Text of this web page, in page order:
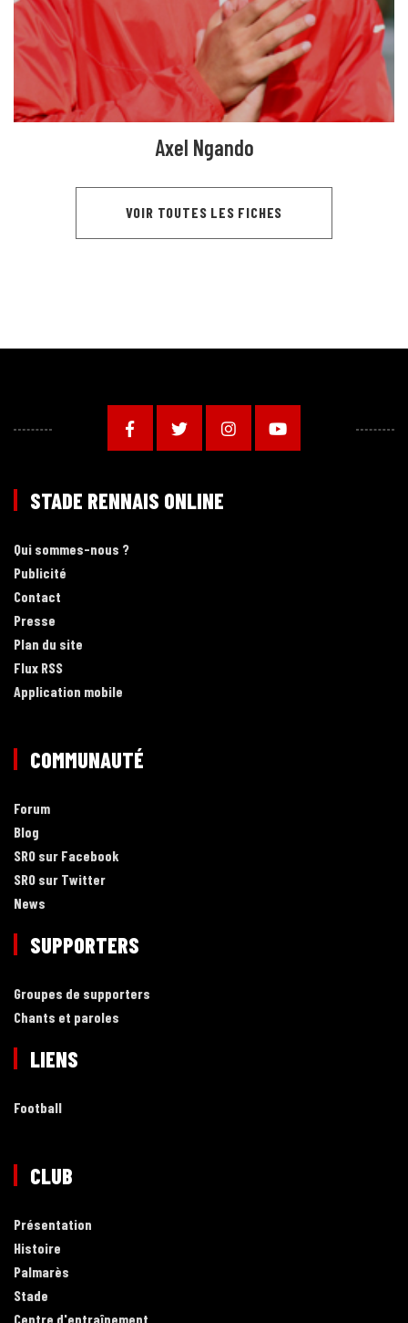
Axel Ngando
VOIR TOUTES LES FICHES
STADE RENNAIS ONLINE
Qui sommes-nous ?
Publicité
Contact
Presse
Plan du site
Flux RSS
Application mobile
COMMUNAUTÉ
Forum
Blog
SRO sur Facebook
SRO sur Twitter
News
SUPPORTERS
Groupes de supporters
Chants et paroles
LIENS
Football
CLUB
Présentation
Histoire
Palmarès
Stade
Centre d'entraînement